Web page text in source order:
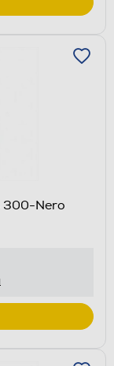
300-Nero